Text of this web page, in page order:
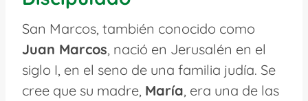
San Marcos, también conocido como
Juan Marcos, nació en Jerusalén en el
siglo I, en el seno de una familia judía. Se
cree que su madre, María, era una de las